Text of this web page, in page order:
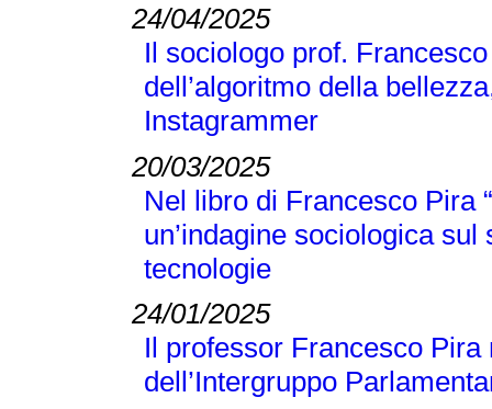
24/04/2025
Il sociologo prof.
dell’algoritmo della
Instagrammer
20/03/2025
Nel libro di Francesco Pira
un’indagine sociologica
tecnologie
24/01/2025
Il professor Francesco
dell’Intergruppo